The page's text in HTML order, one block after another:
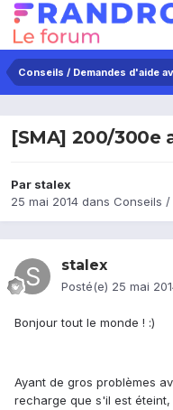
Conseils / Demandes d'aide
[SMA] 200/300e
Par stalex
25 mai 2014 dans Conseils
stalex
Posté(e) 25 mai
Bonjour tout le monde ! :)
Ayant de gros problèmes
recharge que s'il est